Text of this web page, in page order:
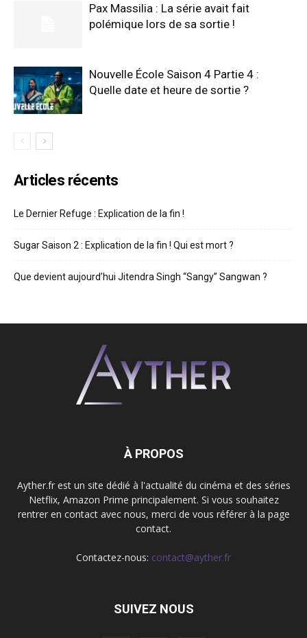
Pax Massilia : La série avait fait
polémique lors de sa sortie !
Nouvelle École Saison 4 Partie 4 :
Quelle date et heure de sortie ?
Articles récents
Le Dernier Refuge : Explication de la fin !
Sugar Saison 2 : Explication de la fin ! Qui est mort ?
Que devient aujourd’hui Jitendra Singh “Sangy” Sangwan ?
À PROPOS
Ayther.fr est un site dédié à l'actualité du cinéma et des séries
Netflix, Amazon Prime principalement. Si vous souhaitez
rentrer en contact avec nous, merci de vous référer à la page
contact.
Contactez-nous: contact@ayther.fr
SUIVEZ NOUS